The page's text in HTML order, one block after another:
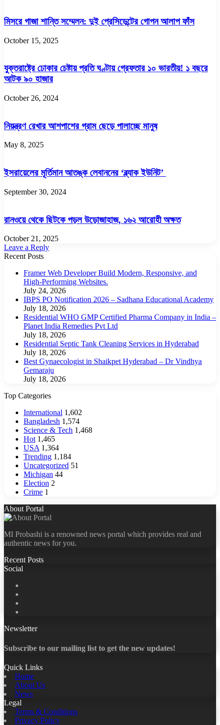
মিসরে গাজা শান্তি সম্মেলন: দুই প্রেসিডেন্টের গোপন আলাপ ফাঁস
October 15, 2025
যুক্তরাষ্ট্রে ঢোকার চেষ্টায় প্রতি ঘণ্টায় গ্রেফতার ১০ ভারতীয়! ১ বছরে
আটক ৯০ হাজার
October 26, 2024
নিয়ন্ত্রণ রেখার আশপাশের গ্রাম ছেড়ে পালাচ্ছে মানুষ
May 8, 2025
ইসরায়েলের মূর্তিমান আতঙ্ক লেবাননের ‘ব্ল্যাক ইউনিট’
September 30, 2024
রানওয়ে থেকে ছিটকে পড়ল উড়োজাহাজ, ১৬২ আরোহী অক্ষত
October 21, 2025
Leave a Reply
Recent Posts
Framer Web Developer Build Modern, Responsive, and
High-Performing Websites.
July 24, 2026
IBPS PO Notification 2026 – Sadhana Educational Academy
July 18, 2026
Residential WHO GMP Certified Pharma Company in India –
Planet India Remedies Pvt Ltd
July 18, 2026
Residential Septic Tank Cleaning Services in Hyderabad
July 18, 2026
Best Gynaecologist in Shaikpet Hyderabad – Dr Vindhya
Gemaraju
July 18, 2026
Top Categories
International 1,602
Bangladesh 1,574
Science & Tech 1,468
Hot 1,465
USA 1,364
Trending 1,184
Uncategorized 51
Michigan 44
Election 2
Crime 1
About Portal
MI Probashi is a renowned news portal which provides real and
authentic news for you.
Recent Posts
Social
Newsletter
Subscribe to our mailing list to get the new updates!
Quick Links
Home
About Us
News
Legal
Terms & Conditions
Privacy Policy